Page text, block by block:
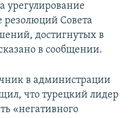
урегулирование
резолюций Совета
достигнутых в
в сообщении.
в администрации
что турецкий лидер
«негативного